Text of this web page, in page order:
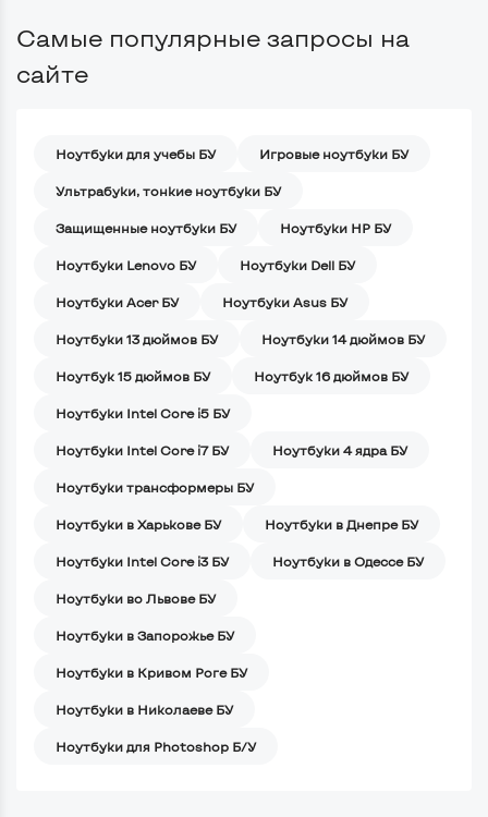
Самые популярные запросы на
сайте
Ноутбуки для учебы БУ Игровые ноутбуки БУ
Ультрабуки, тонкие ноутбуки БУ
Защищенные ноутбуки БУ Ноутбуки HP БУ
Ноутбуки Lenovo БУ Ноутбуки Dell БУ
Ноутбуки Acer БУ Ноутбуки Asus БУ
Ноутбуки 13 дюймов БУ Ноутбуки 14 дюймов БУ
Ноутбук 15 дюймов БУ Ноутбук 16 дюймов БУ
Ноутбуки Intel Core i5 БУ
Ноутбуки Intel Core i7 БУ Ноутбуки 4 ядра БУ
Ноутбуки трансформеры БУ
Ноутбуки в Харькове БУ Ноутбуки в Днепре БУ
Ноутбуки Intel Core i3 БУ Ноутбуки в Одессе БУ
Ноутбуки во Львове БУ
Ноутбуки в Запорожье БУ
Ноутбуки в Кривом Роге БУ
Ноутбуки в Николаеве БУ
Ноутбуки для Photoshop Б/У